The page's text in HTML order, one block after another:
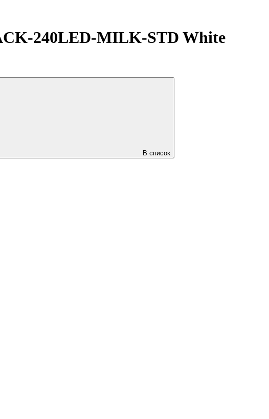
240LED-MILK-STD White
В список